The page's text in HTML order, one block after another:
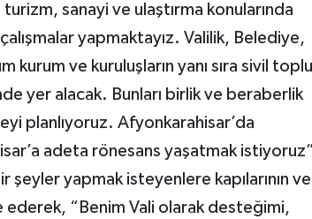
sanayi ve ulaştırma konularında
yapmaktayız. Valilik, Belediye,
kurum ve kuruluşların yanı sıra sivil
yer alacak. Bunları birlik ve beraberlik
planlıyoruz. Afyonkarahisar’da
adeta rönesans yaşatmak istiyoruz”
yapmak isteyenlere kapılarının ve
ederek, “Benim Vali olarak desteğimi,